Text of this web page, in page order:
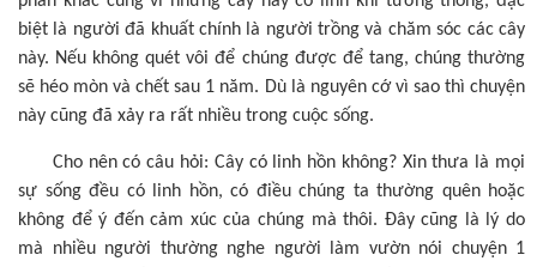
biệt là người đã khuất chính là người trồng và chăm sóc các cây
này. Nếu không quét vôi để chúng được để tang, chúng thường
sẽ héo mòn và chết sau 1 năm. Dù là nguyên cớ vì sao thì chuyện
này cũng đã xảy ra rất nhiều trong cuộc sống.
Cho nên có câu hỏi: Cây có linh hồn không? Xin thưa là mọi
sự sống đều có linh hồn, có điều chúng ta thường quên hoặc
không để ý đến cảm xúc của chúng mà thôi. Đây cũng là lý do
mà nhiều người thường nghe người làm vườn nói chuyện 1